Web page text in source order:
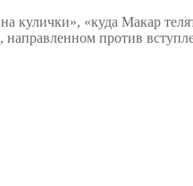
кулички», «куда Макар
направленном против